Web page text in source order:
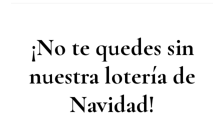
¡No te quedes sin
nuestra lotería de
Navidad!